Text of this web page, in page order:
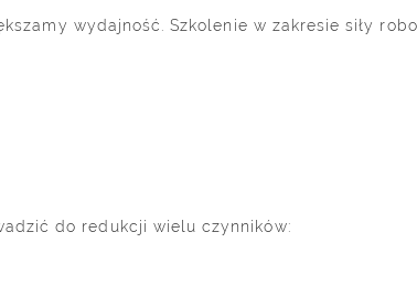
wydajność. Szkolenie w zakresie siły
do redukcji wielu czynników: